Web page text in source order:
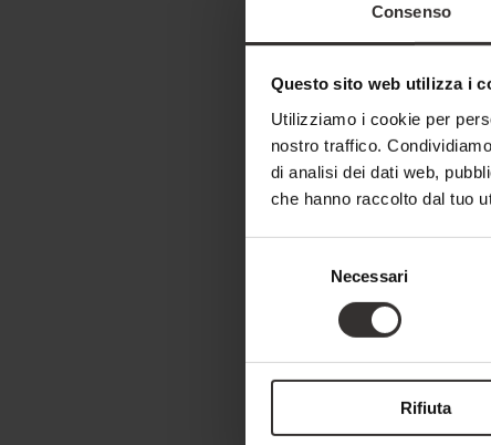
Consenso
Questo sito web utilizza i
Utilizziamo i cookie per
nostro traffico.
di analisi dei dati web,
che hanno raccolto dal tuo
Necessari
Rifiuta